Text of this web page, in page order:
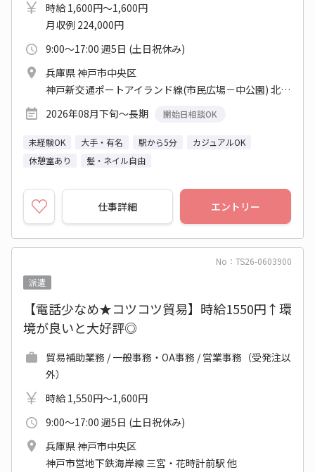
時給 1,600円～1,600円
月収例 224,000円
9:00～17:00 週5日 (土日祝休み)
兵庫県 神戸市中央区
神戸新交通ポートアイランド線(市民広場－中公園) 北埠頭駅 他
2026年08月下旬～長期
開始日相談OK
未経験OK 大手・有名 駅から5分
カジュアルOK
休憩室あり
髪・ネイル自由
仕事詳細 エントリー
No：TS26-0603900
派遣
【電話少なめ★コツコツ貿易】時給1550円↑環
境が良いと大好評◎
貿易補助業務 / 一般事務・OA事務 / 営業事務（受発注以
外）
時給 1,550円～1,600円
9:00～17:00 週5日 (土日祝休み)
兵庫県 神戸市中央区
神戸市営地下鉄海岸線 三宮・花時計前駅 他